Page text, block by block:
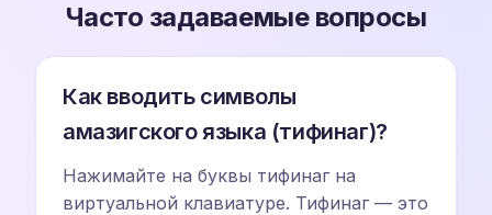
Часто задаваемые вопросы
Как вводить символы
амазигского языка (тифинаг)?
Нажимайте на буквы тифинаг на
виртуальной клавиатуре. Тифинаг — это